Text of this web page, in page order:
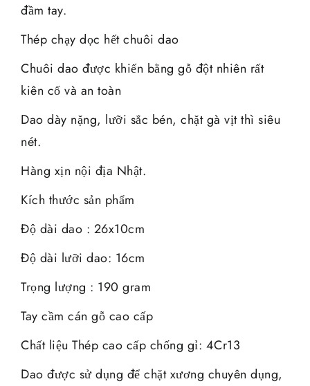
đầm tay.
Thép chạy dọc hết chuôi dao
Chuôi dao được khiến bằng gỗ đột nhiên rất
kiên cố và an toàn
Dao dày nặng, lưỡi sắc bén, chặt gà vịt thì siêu
nét.
Hàng xịn nội địa Nhật.
Kích thước sản phẩm
Độ dài dao : 26x10cm
Độ dài lưỡi dao: 16cm
Trọng lượng : 190 gram
Tay cầm cán gỗ cao cấp
Chất liệu Thép cao cấp chống gỉ: 4Cr13
Dao được sử dụng để chặt xương chuyên dụng,